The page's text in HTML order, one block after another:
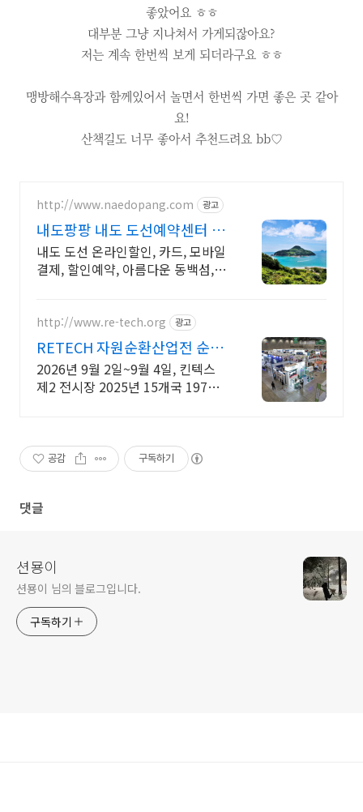
좋았어요 ㅎㅎ
대부분 그냥 지나쳐서 가게되잖아요?
저는 계속 한번씩 보게 되더라구요 ㅎㅎ
맹방해수욕장과 함께있어서 놀면서 한번씩 가면 좋은 곳 같아
요!
산책길도 너무 좋아서 추천드려요 bb♡
http://www.naedopang.com 광고
내도팡팡 내도 도선예약센터 편
도 10분거리+멀미걱정NO
내도 도선 온라인할인, 카드, 모바일
결제, 할인예약, 아름다운 동백섬, 데
http://www.re-tech.org 광고
RETECH 자원순환산업전 순환
경제 리딩전시회
2026년 9월 2일~9월 4일, 킨텍스
제2 전시장 2025년 15개국 197개
공감 구독하기
댓글
션묭이
션묭이 님의 블로그입니다.
구독하기